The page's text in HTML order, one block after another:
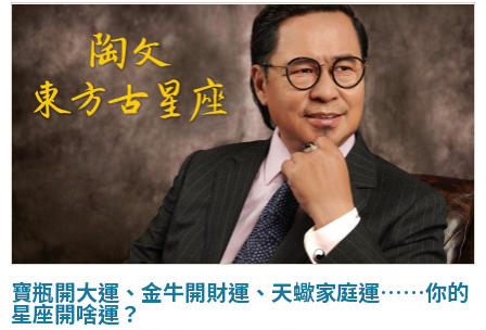
寶瓶開大運、金牛開財運、天蠍家庭運……你的
星座開啥運？